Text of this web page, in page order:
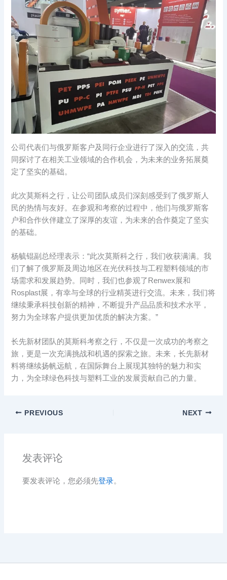
公司代表们与俄罗斯客户及同行企业进行了深入的交流，共
同探讨了在相关工业领域的合作机会，为未来的业务拓展奠
定了坚实的基础。
此次莫斯科之行，让公司团队成员们深刻感受到了俄罗斯人
民的热情与友好。在参观和考察的过程中，他们与俄罗斯客
户和合作伙伴建立了深厚的友谊，为未来的合作奠定了坚实
的基础。
杨毓锟副总经理表示：“此次莫斯科之行，我们收获满满。我
们了解了俄罗斯及周边地区在光伏科技与工程塑料领域的市
场需求和发展趋势。同时，我们也参观了Renwex展和
Rosplast展，有幸与全球的行业精英进行交流。未来，我们将
继续秉承科技创新的精神，不断提升产品品质和技术水平，
努力为全球客户提供更加优质的解决方案。”
长先新材团队的莫斯科考察之行，不仅是一次成功的考察之
旅，更是一次充满挑战和机遇的探索之旅。未来，长先新材
料将继续扬帆远航，在国际舞台上展现其独特的魅力和实
力，为全球绿色科技与塑料工业的发展贡献自己的力量。
PREVIOUS NEXT
发表评论
要发表评论，您必须先登录。